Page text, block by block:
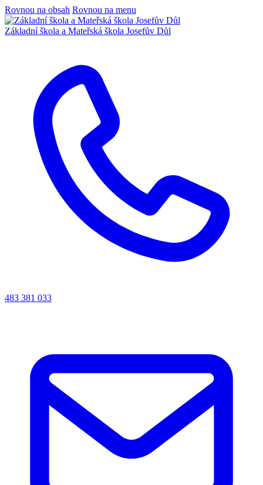
Rovnou na obsah Rovnou na menu
Základní škola a Mateřská škola Josefův Důl
483 381 033